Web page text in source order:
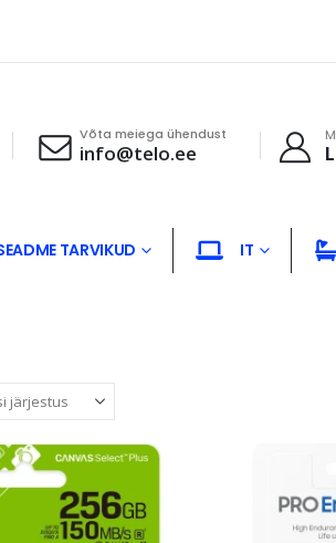
Võta meiega ühendust
info@telo.ee
TARVIKUD IT